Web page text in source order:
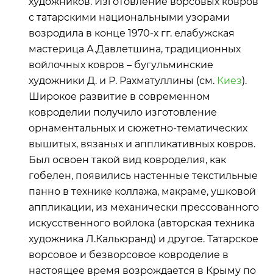
с татарскими национальными узорами
возродила в конце 1970-х гг. елабужская
мастерица А.Давлетшина, традиционных
войлочных ковров – бугульминские
художники Д. и Р. Рахматуллины (см. Киез).
Широкое развитие в современном
ковроделии получило изготовление
орнаментальных и сюжетно-тематических
вышитых, вязаных и аппликативных ковров.
Был освоен такой вид ковроделия, как
гобелен, появились настенные текстильные
панно в технике коллажа, макраме, ушковой
аппликации, из механически прессованного
искусственного войлока (авторская техника
художника Л.Кальюранд) и другое. Татарское
ворсовое и безворсовое ковроделие в
настоящее время возрождается в Крыму по